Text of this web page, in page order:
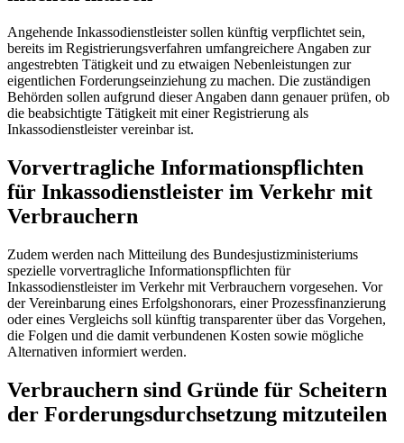
Angehende Inkassodienstleister sollen künftig verpflichtet sein,
bereits im Registrierungsverfahren umfangreichere Angaben zur
angestrebten Tätigkeit und zu etwaigen Nebenleistungen zur
eigentlichen Forderungseinziehung zu machen. Die zuständigen
Behörden sollen aufgrund dieser Angaben dann genauer prüfen, ob
die beabsichtigte Tätigkeit mit einer Registrierung als
Inkassodienstleister vereinbar ist.
Vorvertragliche Informationspflichten
für Inkassodienstleister im Verkehr mit
Verbrauchern
Zudem werden nach Mitteilung des Bundesjustizministeriums
spezielle vorvertragliche Informationspflichten für
Inkassodienstleister im Verkehr mit Verbrauchern vorgesehen. Vor
der Vereinbarung eines Erfolgshonorars, einer Prozessfinanzierung
oder eines Vergleichs soll künftig transparenter über das Vorgehen,
die Folgen und die damit verbundenen Kosten sowie mögliche
Alternativen informiert werden.
Verbrauchern sind Gründe für Scheitern
der Forderungsdurchsetzung mitzuteilen